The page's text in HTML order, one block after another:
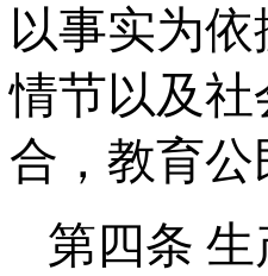
以事实为
情节以及
合，教育
第四条